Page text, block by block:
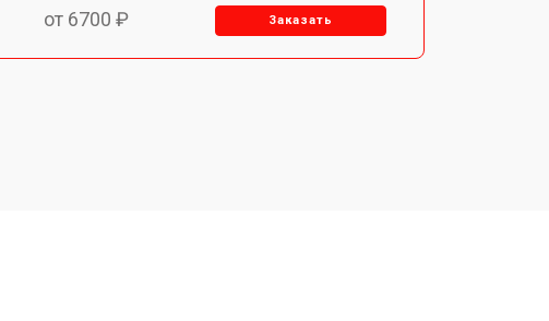
от 6700 ₽ Заказать